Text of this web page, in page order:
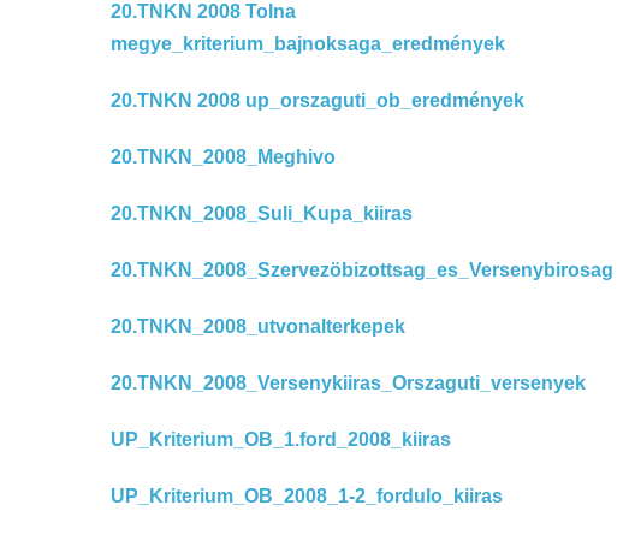
20.TNKN 2008 Tolna
megye_kriterium_bajnoksaga_eredmények
20.TNKN 2008 up_orszaguti_ob_eredmények
20.TNKN_2008_Meghivo
20.TNKN_2008_Suli_Kupa_kiiras
20.TNKN_2008_Szervezöbizottsag_es_Versenybirosag
20.TNKN_2008_utvonalterkepek
20.TNKN_2008_Versenykiiras_Orszaguti_versenyek
UP_Kriterium_OB_1.ford_2008_kiiras
UP_Kriterium_OB_2008_1-2_fordulo_kiiras